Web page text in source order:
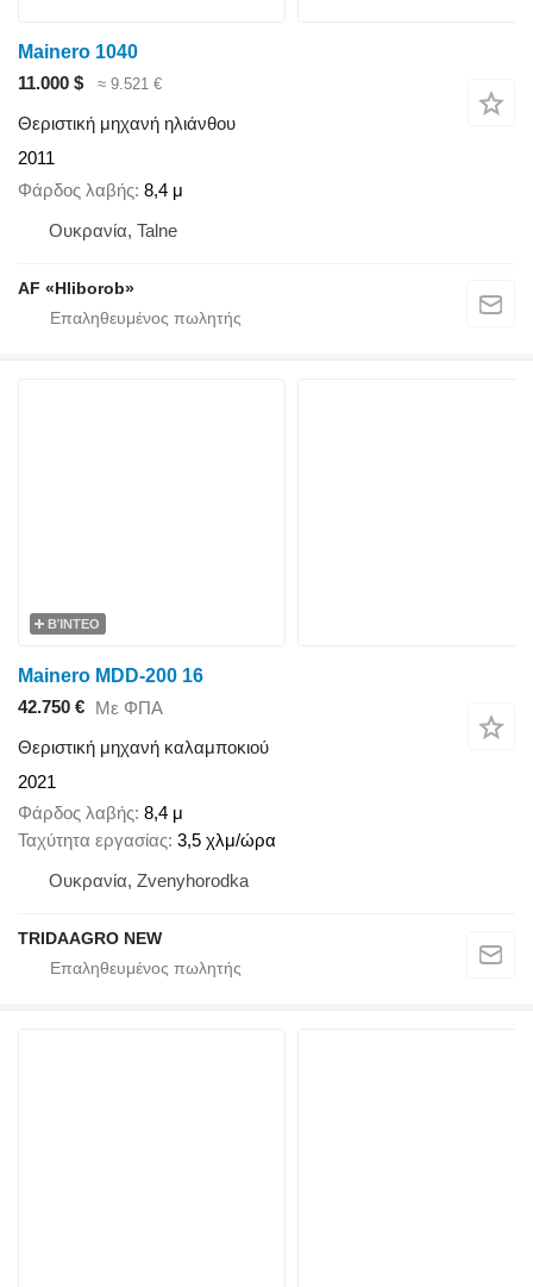
Mainero 1040
11.000 $
≈ 9.521 €
Θεριστική μηχανή ηλιάνθου
2011
Φάρδος λαβής 8,4 μ
Ουκρανία, Talne
AF «Hliborob»
ΒΊΝΤΕΟ
Mainero MDD-200 16
42.750 € Με ΦΠΑ
Θεριστική μηχανή καλαμποκιού
2021
Φάρδος λαβής 8,4 μ
Ταχύτητα εργασίας 3,5 χλμ/ώρα
Ουκρανία, Zvenyhorodka
TRIDAAGRO NEW